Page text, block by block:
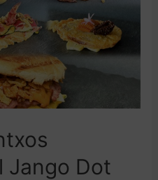
Jango Dot